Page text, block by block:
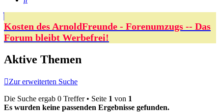
Kosten des ArnoldFreunde - Forenumzugs -- Das
Forum bleibt Werbefrei!
Aktive Themen
Zur erweiterten Suche
Die Suche ergab 0 Treffer • Seite 1 von 1
Es wurden keine passenden Ergebnisse gefunden.